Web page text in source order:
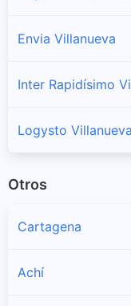
Envia Villanueva
Inter Rapidísimo
Logysto Villanueva
Otros
Cartagena
Achí